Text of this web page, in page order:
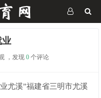
业
，发现 0 个评论
尤溪”福建省三明市尤溪